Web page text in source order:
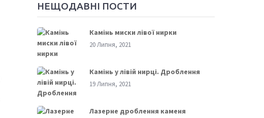
НЕЩОДАВНІ ПОСТИ
Камінь миски лівої нирки
20 Липня, 2021
Камінь у лівій нирці. Дроблення
19 Липня, 2021
Лазерне дроблення каменя